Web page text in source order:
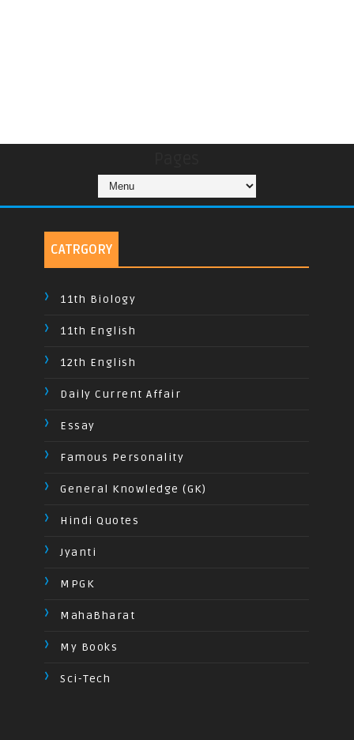
CATRGORY
11th Biology
11th English
12th English
Daily Current Affair
Essay
Famous Personality
General Knowledge (GK)
Hindi Quotes
Jyanti
MPGK
MahaBharat
My Books
Sci-Tech